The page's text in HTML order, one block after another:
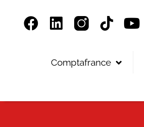
Comptafrance